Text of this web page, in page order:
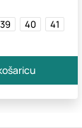
39 40
41